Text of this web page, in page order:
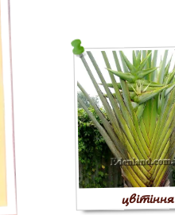
цвітіння